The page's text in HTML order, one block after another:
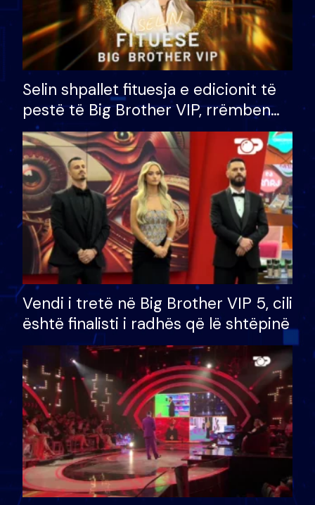
Selin shpallet fituesja e edicionit të
pestë të Big Brother VIP, rrëmben
çmimin e madh prej 100 mijë eurosh
Vendi i tretë në Big Brother VIP 5, cili
është finalisti i radhës që lë shtëpinë